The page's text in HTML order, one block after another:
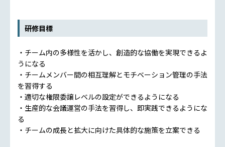
研修目標
・チーム内の多様性を活かし、創造的な協働を実現できるよ
うになる
・チームメンバー間の相互理解とモチベーション管理の手法
を習得する
・適切な権限委譲レベルの設定ができるようになる
・生産的な会議運営の手法を習得し、即実践できるようにな
る
・チームの成長と拡大に向けた具体的な施策を立案できる